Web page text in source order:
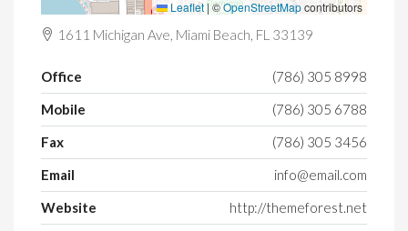
Leaflet|©OpenStreetMapcontributors
1611 Michigan Ave, Miami Beach, FL 33139
Office
(786) 305 8998
Mobile
(786) 305 6788
Fax
(786) 305 3456
Email
info@email.com
Website
http://themeforest.net